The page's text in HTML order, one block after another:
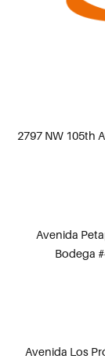
2797 NW 105th
Avenida
Bodega
Avenida Los